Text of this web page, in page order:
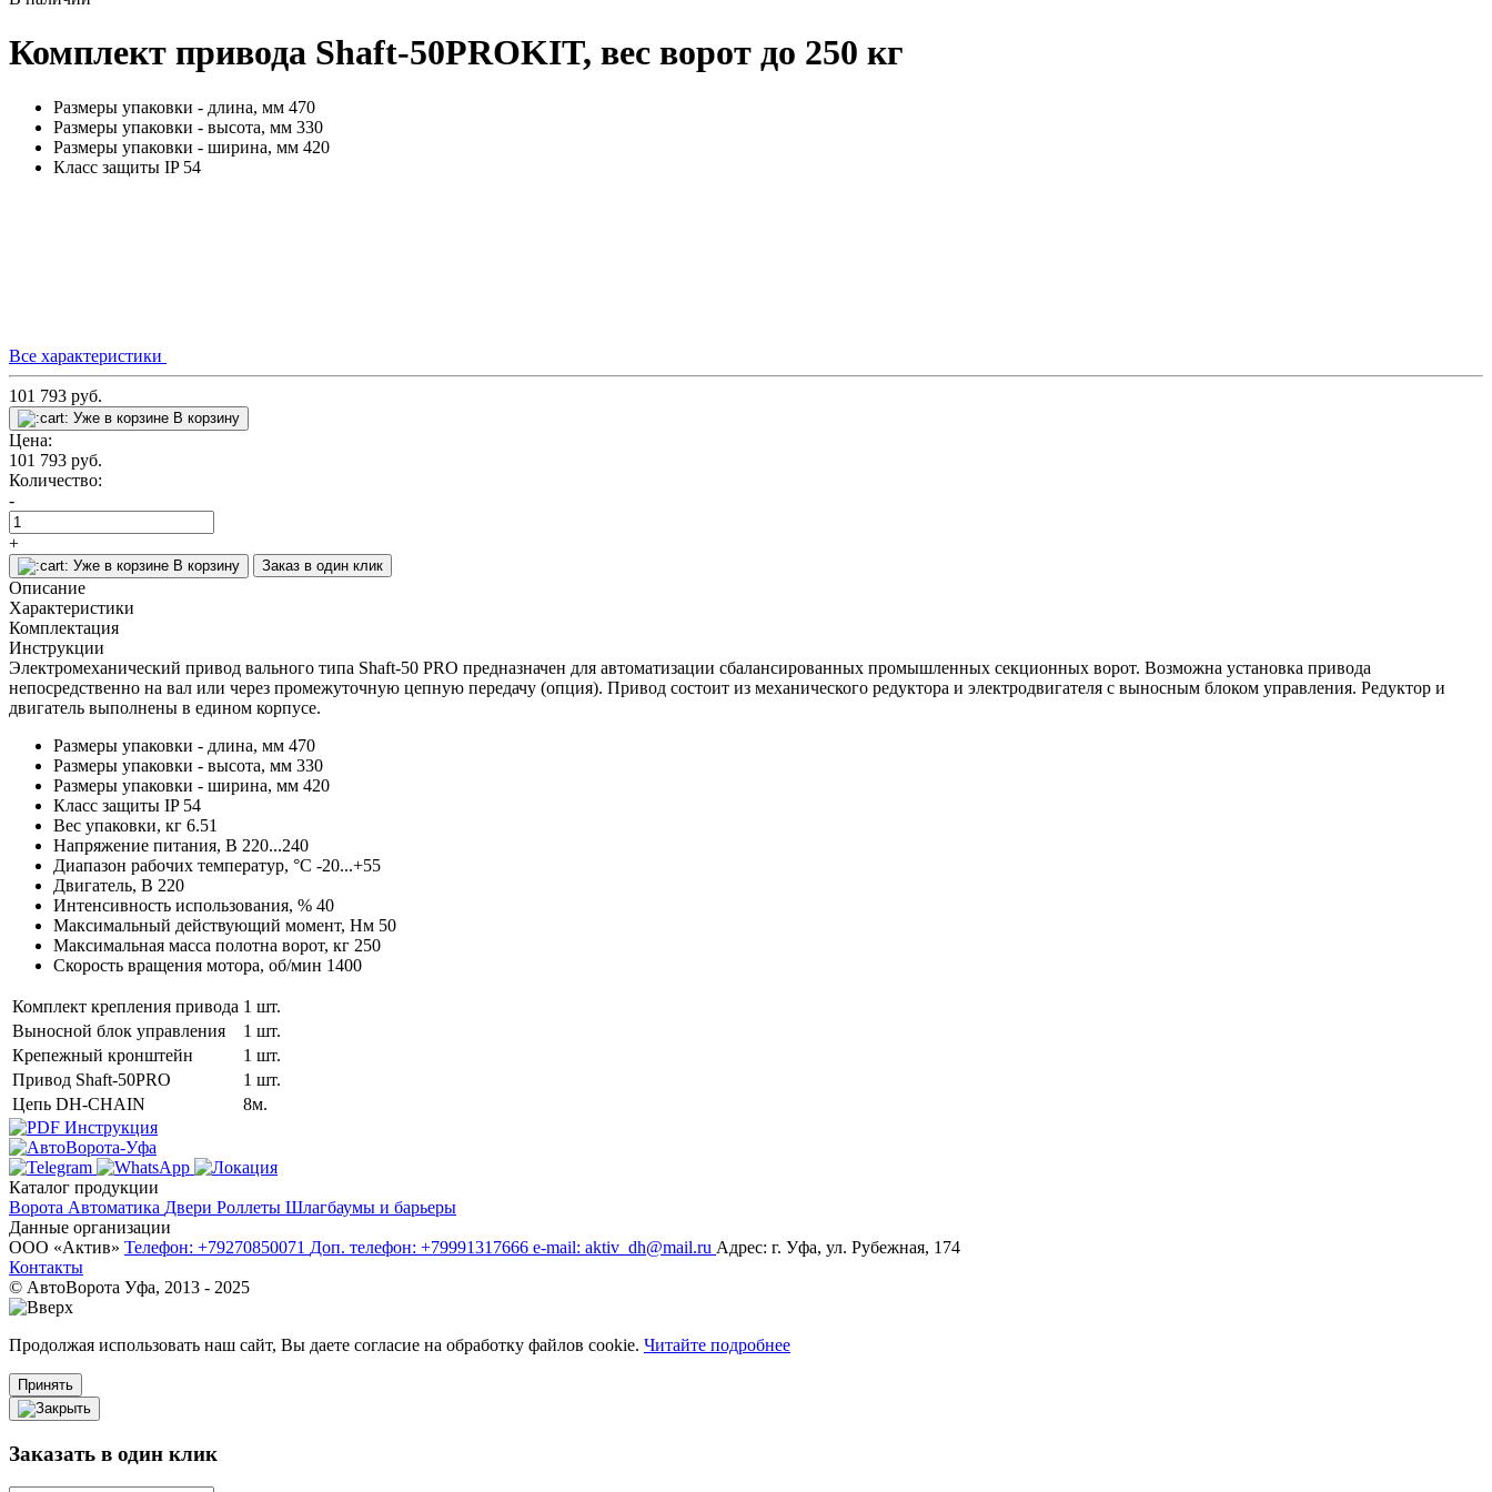
Комплект привода Shaft-50PROKIT, вес ворот до 250 кг
Размеры упаковки - длина, мм 470
Размеры упаковки - высота, мм 330
Размеры упаковки - ширина, мм 420
Класс защиты IP 54
Все характеристики
101 793 руб.
Уже в корзине В корзину
Цена:
101 793 руб.
Количество:
-
+
Уже в корзине В корзину Заказ в один клик
Описание
Характеристики
Комплектация
Инструкции
Электромеханический привод вального типа Shaft-50 PRO предназначен для автоматизации сбалансированных промышленных секционных ворот. Возможна установка привода
непосредственно на вал или через промежуточную цепную передачу (опция). Привод состоит из механического редуктора и электродвигателя с выносным блоком управления. Редуктор и
двигатель выполнены в едином корпусе.
Размеры упаковки - длина, мм 470
Размеры упаковки - высота, мм 330
Размеры упаковки - ширина, мм 420
Класс защиты IP 54
Вес упаковки, кг 6.51
Напряжение питания, В 220...240
Диапазон рабочих температур, °С -20...+55
Двигатель, В 220
Интенсивность использования, % 40
Максимальный действующий момент, Нм 50
Максимальная масса полотна ворот, кг 250
Скорость вращения мотора, об/мин 1400
Комплект крепления привода 1 шт.
Выносной блок управления
1 шт.
Крепежный кронштейн
1 шт.
Привод Shaft-50PRO
1 шт.
Цепь DH-CHAIN
8м.
Инструкция
Каталог продукции
Ворота Автоматика Двери Роллеты Шлагбаумы и барьеры
Данные организации
ООО «‎Актив»‎ Телефон: +79270850071 Доп. телефон: +79991317666 e-mail: aktiv_dh@mail.ru Адрес: г. Уфа, ул. Рубежная, 174
Контакты
© АвтоВорота Уфа, 2013 - 2025
Продолжая использовать наш сайт, Вы даете согласие на обработку файлов cookie. Читайте подробнее
Принять
Заказать в один клик